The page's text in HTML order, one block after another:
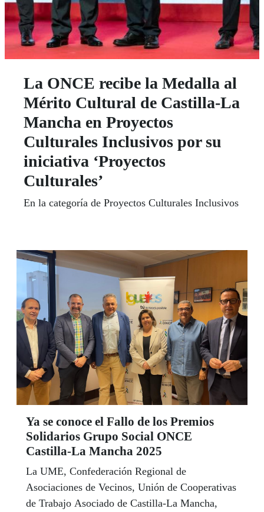
La ONCE recibe la Medalla al
Mérito Cultural de Castilla-La
Mancha en Proyectos
Culturales Inclusivos por su
iniciativa ‘Proyectos
Culturales’
En la categoría de Proyectos Culturales Inclusivos
Ya se conoce el Fallo de los Premios
Solidarios Grupo Social ONCE
Castilla-La Mancha 2025
La UME, Confederación Regional de
Asociaciones de Vecinos, Unión de Cooperativas
de Trabajo Asociado de Castilla-La Mancha,